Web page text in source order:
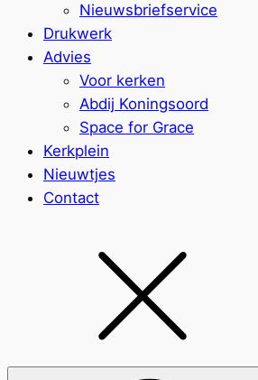
Nieuwsbriefservice
Drukwerk
Advies
Voor kerken
Abdij Koningsoord
Space for Grace
Kerkplein
Nieuwtjes
Contact